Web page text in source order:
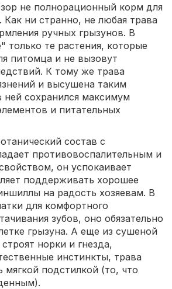
не полнорационный корм для
ни странно, не любая трава
ручных грызунов. В
только те растения, которые
питомца и не вызовут
К тому же трава
и высушена таким
ней сохранился максимум
и питательных
состав с
противовоспалительным и
он успокаивает
поддерживать хорошее
на радость хозяевам. В
для комфортного
зубов, оно обязательно
грызуна. А еще из сушеной
норки и гнезда,
инстинкты, трава
мягкой подстилкой (то, что